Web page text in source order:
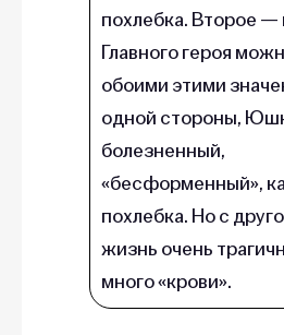
похлебка. Второе —
Главного героя
обоими этими
одной стороны,
болезненный,
«бесформенный»,
похлебка. Но с
жизнь очень
много «крови».